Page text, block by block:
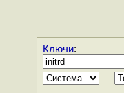
Ключи: